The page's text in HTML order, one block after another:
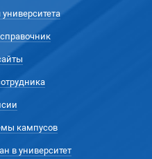
кампусов
в университет